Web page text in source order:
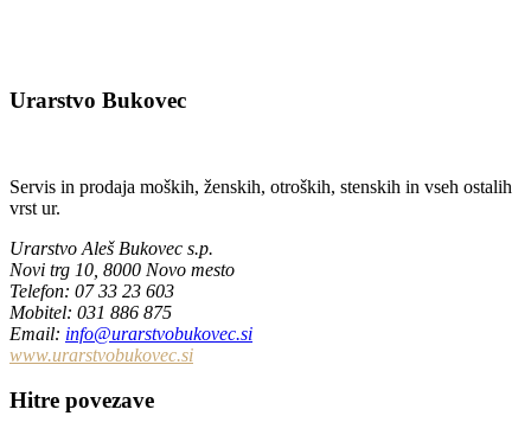
Urarstvo Bukovec
Servis in prodaja moških, ženskih, otroških, stenskih in vseh ostalih
vrst ur.
Urarstvo Aleš Bukovec s.p.
Novi trg 10, 8000 Novo mesto
Telefon: 07 33 23 603
Mobitel: 031 886 875
Email: info@urarstvobukovec.si
www.urarstvobukovec.si
Hitre povezave